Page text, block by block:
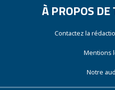
À PROPOS
Contactez la
Mentions
Notre